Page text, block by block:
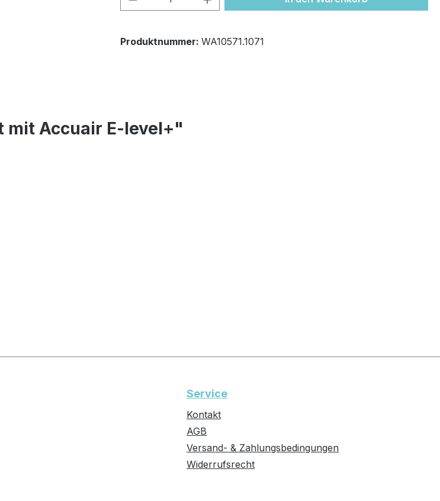
Produktnummer: WA10571.1071
Accuair E-level+"
Service
Kontakt
AGB
Versand- & Zahlungsbedingungen
Widerrufsrecht